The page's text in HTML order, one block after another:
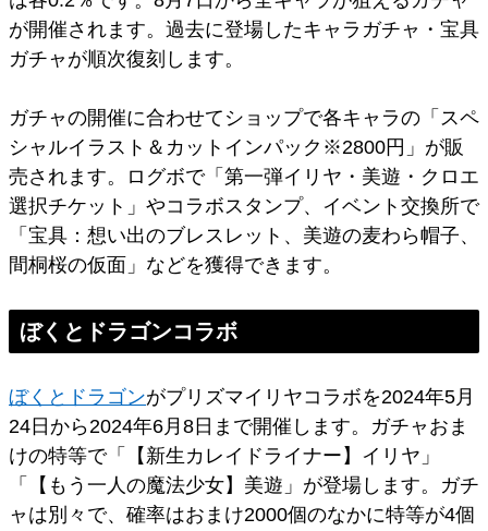
が開催されます。過去に登場したキャラガチャ・宝具
ガチャが順次復刻します。
ガチャの開催に合わせてショップで各キャラの「スペ
シャルイラスト＆カットインパック※2800円」が販
売されます。ログボで「第一弾イリヤ・美遊・クロエ
選択チケット」やコラボスタンプ、イベント交換所で
「宝具：想い出のブレスレット、美遊の麦わら帽子、
間桐桜の仮面」などを獲得できます。
ぼくとドラゴンコラボ
ぼくとドラゴンがプリズマイリヤコラボを2024年5月
24日から2024年6月8日まで開催します。ガチャおま
けの特等で「【新生カレイドライナー】イリヤ」
「【もう一人の魔法少女】美遊」が登場します。ガチ
ャは別々で、確率はおまけ2000個のなかに特等が4個